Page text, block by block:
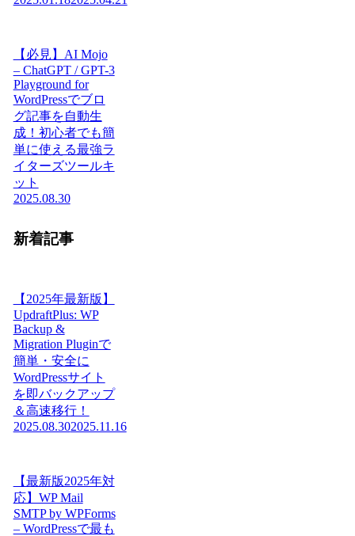
【必見】AI Mojo
– ChatGPT / GPT-3
Playground for
WordPressでブロ
グ記事を自動生
成！初心者でも簡
単に使える最強ラ
イターズツールキ
ット
2025.08.30
新着記事
【2025年最新版】
UpdraftPlus: WP
Backup &
Migration Pluginで
簡単・安全に
WordPressサイト
を即バックアップ
＆高速移行！
2025.08.302025.11.16
【最新版2025年対
応】WP Mail
SMTP by WPForms
– WordPressで最も